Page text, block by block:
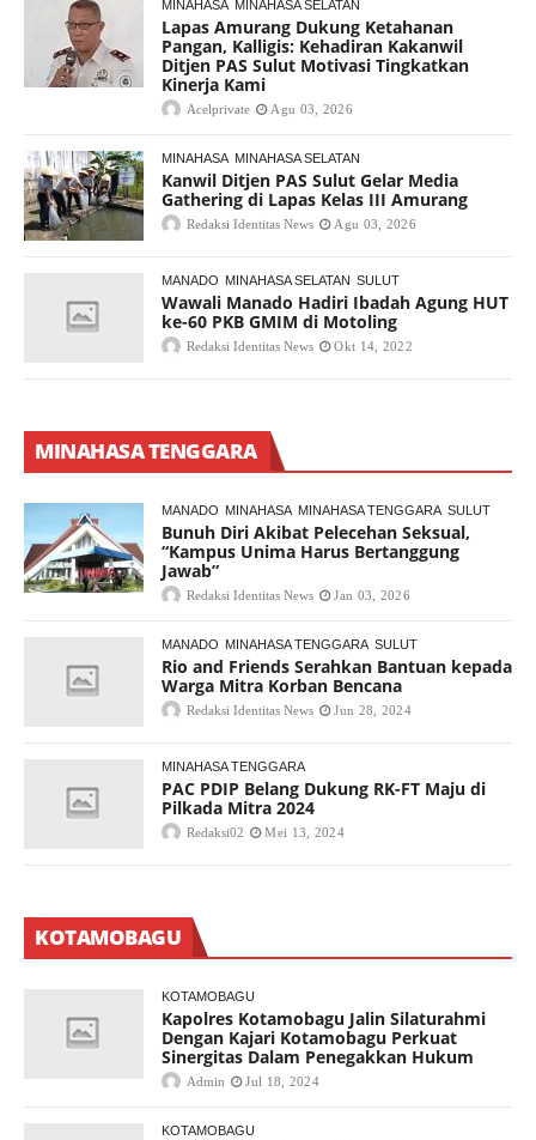
MINAHASA MINAHASA SELATAN
Lapas Amurang Dukung Ketahanan
Pangan, Kalligis: Kehadiran Kakanwil
Ditjen PAS Sulut Motivasi Tingkatkan
Kinerja Kami
Acelprivate Agu 03, 2026
MINAHASA MINAHASA SELATAN
Kanwil Ditjen PAS Sulut Gelar Media
Gathering di Lapas Kelas III Amurang
Redaksi Identitas News Agu 03, 2026
MANADO MINAHASA SELATAN SULUT
Wawali Manado Hadiri Ibadah Agung HUT
ke-60 PKB GMIM di Motoling
Redaksi Identitas News Okt 14, 2022
MINAHASA TENGGARA
MANADO MINAHASA MINAHASA TENGGARA SULUT
Bunuh Diri Akibat Pelecehan Seksual,
“Kampus Unima Harus Bertanggung
Jawab”
Redaksi Identitas News Jan 03, 2026
MANADO MINAHASA TENGGARA SULUT
Rio and Friends Serahkan Bantuan kepada
Warga Mitra Korban Bencana
Redaksi Identitas News Jun 28, 2024
MINAHASA TENGGARA
PAC PDIP Belang Dukung RK-FT Maju di
Pilkada Mitra 2024
Redaksi02 Mei 13, 2024
KOTAMOBAGU
KOTAMOBAGU
Kapolres Kotamobagu Jalin Silaturahmi
Dengan Kajari Kotamobagu Perkuat
Sinergitas Dalam Penegakkan Hukum
Admin Jul 18, 2024
KOTAMOBAGU